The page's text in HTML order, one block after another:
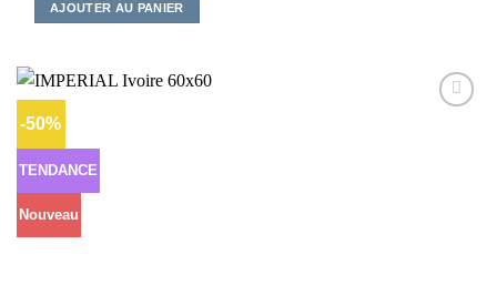
AJOUTER AU PANIER
-50%
TENDANCE
Nouveau